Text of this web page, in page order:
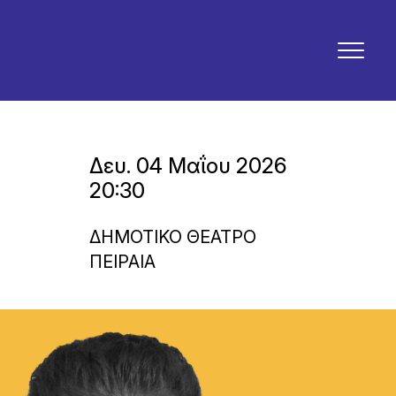
Δευ. 04 Μαΐου 2026
20:30
ΔΗΜΟΤΙΚΟ ΘΕΑΤΡΟ
ΠΕΙΡΑΙΑ